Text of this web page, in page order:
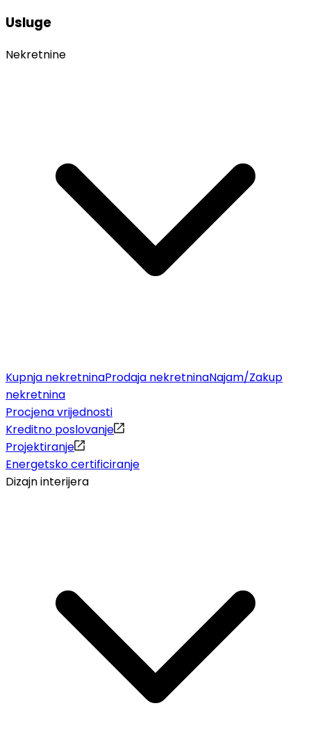
Usluge
Nekretnine
Kupnja nekretninaProdaja nekretninaNajam/Zakup
nekretnina
Procjena vrijednosti
Kreditno poslovanje
Projektiranje
Energetsko certificiranje
Dizajn interijera